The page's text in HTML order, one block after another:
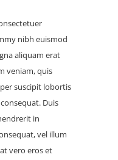
nibh euismod
aliquam erat
veniam, quis
suscipit lobortis
Duis
in
vel illum
vero eros et